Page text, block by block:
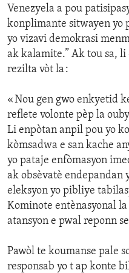
Venezyela a pou
konplimante sitwayen yo
yo vizavi demokrasi
ak kalamite.” Ak tou sa,
rezilta vòt la :
« Nou gen gwo enkyetid
reflete volonte pèp la
Li enpòtan anpil pou yo
kòmsadwa e san kache
yo pataje enfòmasyon
ak obsèvatè endepandan
eleksyon yo pibliye
Kominote entènasyonal
atansyon e pwal reponn
Pawòl te koumanse pale
responsab yo t ap konte